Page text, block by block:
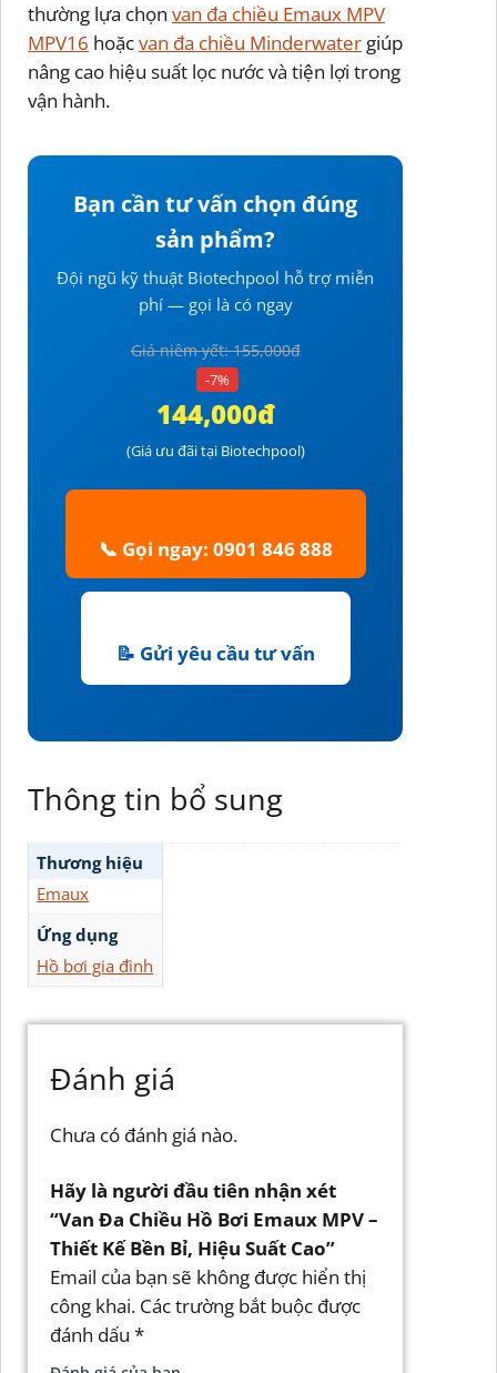
thường lựa chọn van đa chiều Emaux MPV
MPV16 hoặcvan đa chiều Minderwater giúp
nâng cao hiệu suất lọc nước và tiện lợi trong
vận hành.
Bạn cần tư vấn chọn đúng
sản phẩm?
Đội ngũ kỹ thuật Biotechpool hỗ trợ miễn
phí — gọi là có ngay
Giá niêm yết: 155,000đ
-7%
144,000đ
(Giá ưu đãi tại Biotechpool)
📞 Gọi ngay: 0901 846 888
📝 Gửi yêu cầu tư vấn
Thông tin bổ sung
Thương hiệu
Emaux
Ứng dụng
Hồ bơi gia đình
Đánh giá
Chưa có đánh giá nào.
Hãy là người đầu tiên nhận xét
“Van Đa Chiều Hồ Bơi Emaux MPV –
Thiết Kế Bền Bỉ, Hiệu Suất Cao”
Email của bạn sẽ không được hiển thị
công khai. Các trường bắt buộc được
đánh dấu *